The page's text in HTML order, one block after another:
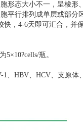
形态大小不一，呈梭形
平行排列成单层或部分
， 4-6天即可汇合，并
5×10?cells/瓶。
1、 HBV、 HCV、支原体